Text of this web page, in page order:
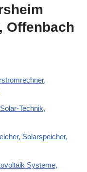
Offenbach
Technik,
Solarspeicher,
Systeme,